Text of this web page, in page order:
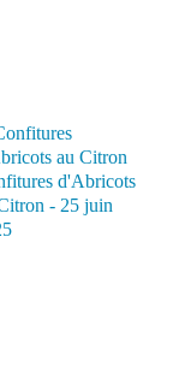
d'Abricots
- 25 juin